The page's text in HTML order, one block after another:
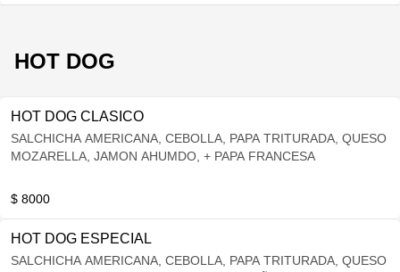
HOT DOG
HOT DOG CLASICO
SALCHICHA AMERICANA, CEBOLLA, PAPA TRITURADA, QUESO
MOZARELLA, JAMON AHUMDO, + PAPA FRANCESA
$ 8000
HOT DOG ESPECIAL
SALCHICHA AMERICANA, CEBOLLA, PAPA TRITURADA, QUESO